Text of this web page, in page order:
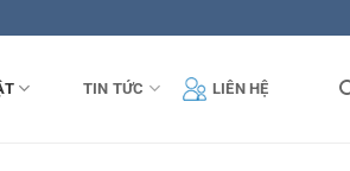
TIN TỨC LIÊN HỆ